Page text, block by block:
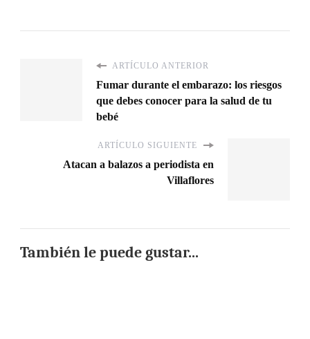
ARTÍCULO ANTERIOR
Fumar durante el embarazo: los riesgos
que debes conocer para la salud de tu
bebé
ARTÍCULO SIGUIENTE
Atacan a balazos a periodista en
Villaflores
También le puede gustar...